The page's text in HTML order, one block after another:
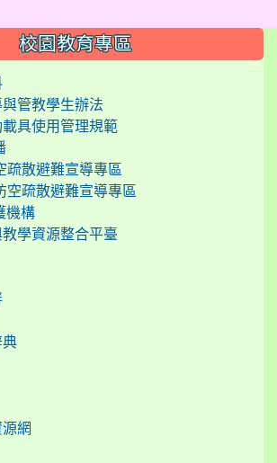
校園教育專區
管教學生辦法
具使用管理規範
疏散避難宣導專區
空疏散避難宣導專區
機構
學資源整合平臺
典
網